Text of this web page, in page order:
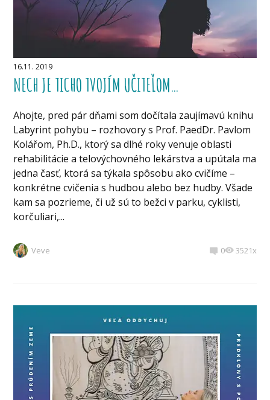
16.11. 2019
NECH JE TICHO TVOJÍM UČITEĽOM…
Ahojte, pred pár dňami som dočítala zaujímavú knihu
Labyrint pohybu – rozhovory s Prof. PaedDr. Pavlom
Kolářom, Ph.D., ktorý sa dlhé roky venuje oblasti
rehabilitácie a telovýchovného lekárstva a upútala ma
jedna časť, ktorá sa týkala spôsobu ako cvičíme –
konkrétne cvičenia s hudbou alebo bez hudby. Všade
kam sa pozrieme, či už sú to bežci v parku, cyklisti,
korčuliari,...
Veve 0 3521x